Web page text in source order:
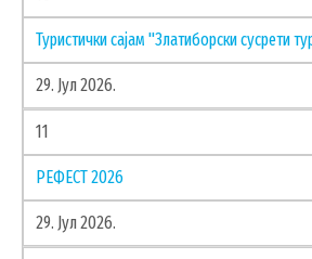
Туристички сајам "Златиборски сусрети
29. Јул 2026.
11
РЕФЕСТ 2026
29. Јул 2026.